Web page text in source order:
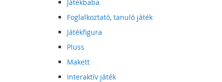
Játékbaba
Foglalkoztató, tanuló játék
Játékfigura
Plüss
Makett
Interaktív játék